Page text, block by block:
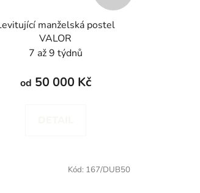
manželská postel
VALOR
7 až 9 týdnů
od 50 000 Kč
Kód: 167/DUB50